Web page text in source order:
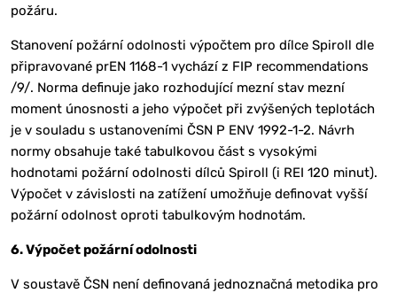
požáru.
Stanovení požární odolnosti výpočtem pro dílce Spiroll dle
připravované prEN 1168-1 vychází z FIP recommendations
/9/. Norma definuje jako rozhodující mezní stav mezní
moment únosnosti a jeho výpočet při zvýšených teplotách
je v souladu s ustanoveními ČSN P ENV 1992-1-2. Návrh
normy obsahuje také tabulkovou část s vysokými
hodnotami požární odolnosti dílců Spiroll (i REI 120 minut).
Výpočet v závislosti na zatížení umožňuje definovat vyšší
požární odolnost oproti tabulkovým hodnotám.
6. Výpočet požární odolnosti
V soustavě ČSN není definovaná jednoznačná metodika pro